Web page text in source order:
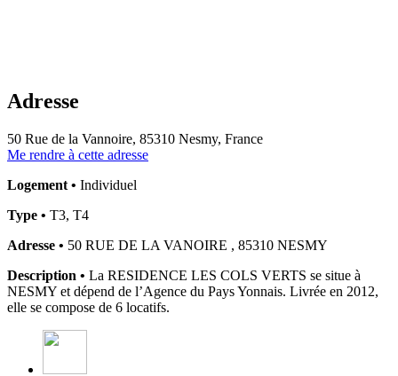
Adresse
50 Rue de la Vannoire, 85310 Nesmy, France
Me rendre à cette adresse
Logement • Individuel
Type • T3, T4
Adresse • 50 RUE DE LA VANOIRE , 85310 NESMY
Description • La RESIDENCE LES COLS VERTS se situe à
NESMY et dépend de l’Agence du Pays Yonnais. Livrée en 2012,
elle se compose de 6 locatifs.